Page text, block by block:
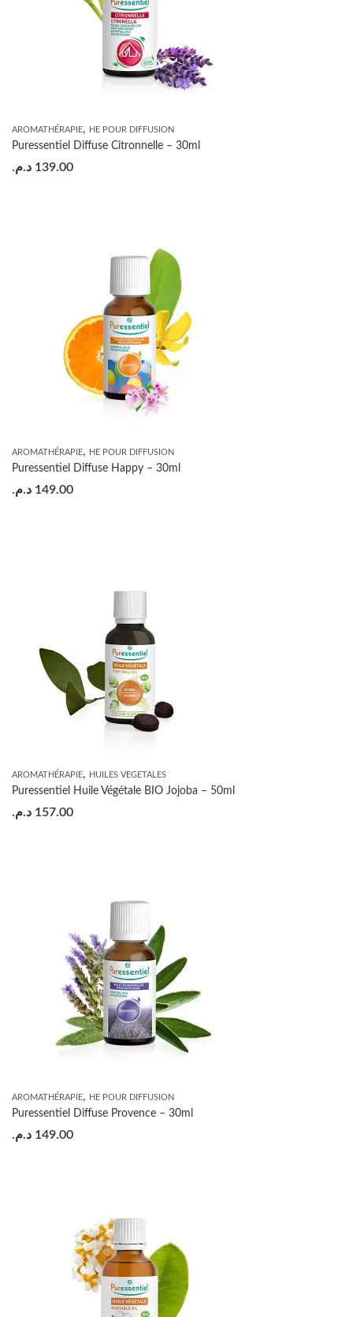
AROMATHÉRAPIE, HE POUR DIFFUSION
Puressentiel Diffuse Citronnelle – 30ml
139.00 د.م.
AROMATHÉRAPIE, HE POUR DIFFUSION
Puressentiel Diffuse Happy – 30ml
149.00 د.م.
AROMATHÉRAPIE, HUILES VEGETALES
Puressentiel Huile Végétale BIO Jojoba – 50ml
157.00 د.م.
AROMATHÉRAPIE, HE POUR DIFFUSION
Puressentiel Diffuse Provence – 30ml
149.00 د.م.